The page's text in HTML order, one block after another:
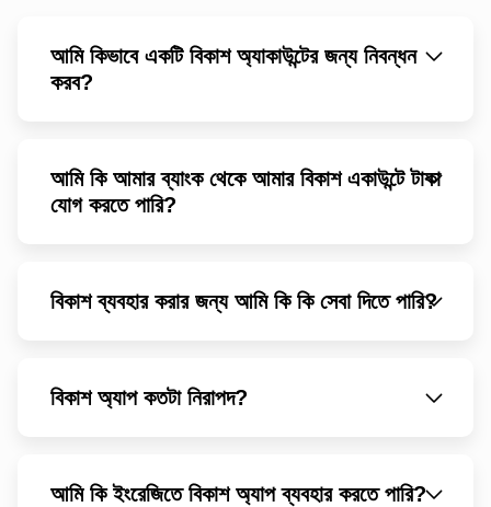
আমি কিভাবে একটি বিকাশ অ্যাকাউন্টের জন্য নিবন্ধন
করব?
আমি কি আমার ব্যাংক থেকে আমার বিকাশ একাউন্টে টাকা
যোগ করতে পারি?
বিকাশ ব্যবহার করার জন্য আমি কি কি সেবা দিতে পারি?
বিকাশ অ্যাপ কতটা নিরাপদ?
আমি কি ইংরেজিতে বিকাশ অ্যাপ ব্যবহার করতে পারি?